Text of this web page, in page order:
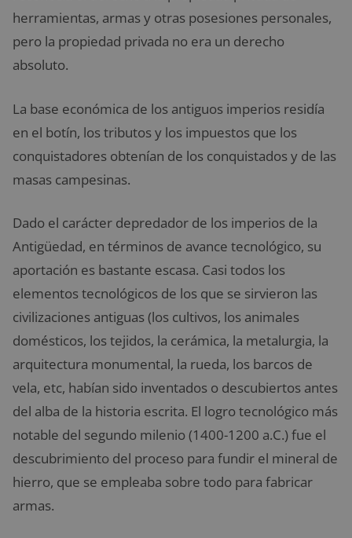
herramientas, armas y otras posesiones personales,
pero la propiedad privada no era un derecho
absoluto.
La base económica de los antiguos imperios residía
en el botín, los tributos y los impuestos que los
conquistadores obtenían de los conquistados y de las
masas campesinas.
Dado el carácter depredador de los imperios de la
Antigüedad, en términos de avance tecnológico, su
aportación es bastante escasa. Casi todos los
elementos tecnológicos de los que se sirvieron las
civilizaciones antiguas (los cultivos, los animales
domésticos, los tejidos, la cerámica, la metalurgia, la
arquitectura monumental, la rueda, los barcos de
vela, etc, habían sido inventados o descubiertos antes
del alba de la historia escrita. El logro tecnológico más
notable del segundo milenio (1400-1200 a.C.) fue el
descubrimiento del proceso para fundir el mineral de
hierro, que se empleaba sobre todo para fabricar
armas.